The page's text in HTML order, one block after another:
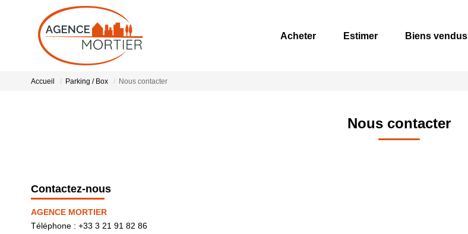
Acheter Estimer Biens vendus
Accueil Parking / Box Nous contacter
Nous contacter
Contactez-nous
AGENCE MORTIER
Téléphone : +33 3 21 91 82 86